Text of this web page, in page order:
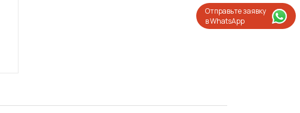
Отправьте заявку
в WhatsApp